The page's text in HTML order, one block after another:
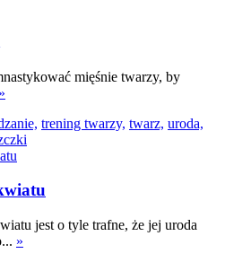
mięśnie twarzy, by
»
trening twarzy, twarz, uroda,
jest o tyle trafne, że jej uroda
»